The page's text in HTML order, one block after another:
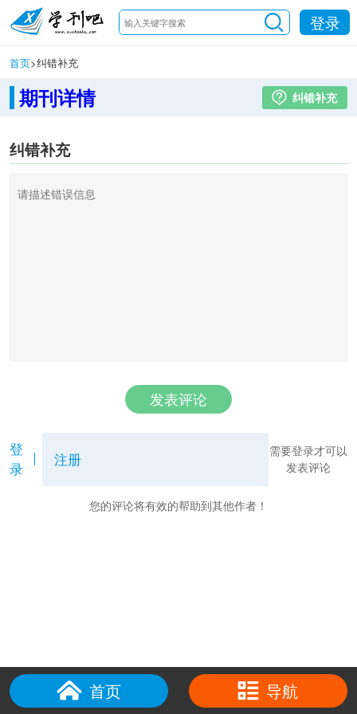
登录
首页>纠错补充
期刊详情 纠错补充
纠错补充
发表评论
登
录
注册
需要登录才可以
发表评论
您的评论将有效的帮助到其他作者！
首页 导航